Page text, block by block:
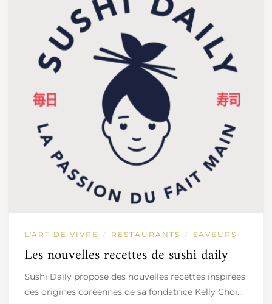
L'ART DE VIVRE / RESTAURANTS / SAVEURS
Les nouvelles recettes de sushi daily
Sushi Daily propose des nouvelles recettes inspirées
des origines coréennes de sa fondatrice Kelly Choi…